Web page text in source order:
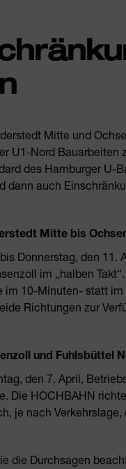
Mitte und
U1-Nord
des Hamburger U-
dann auch
Mitte bis
Donnerstag, den
im „halben
10-Minuten- statt
Richtungen zur
und Fuhlsbüttel
den 7. April,
Die HOCHBAHN
je nach
die Durchsagen